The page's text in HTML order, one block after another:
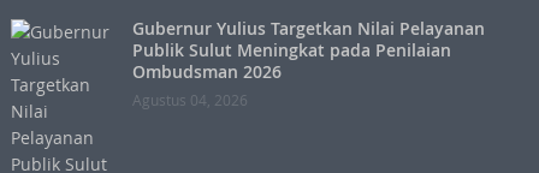
Gubernur Yulius Targetkan Nilai Pelayanan
Publik Sulut Meningkat pada Penilaian
Ombudsman 2026
Agustus 04, 2026